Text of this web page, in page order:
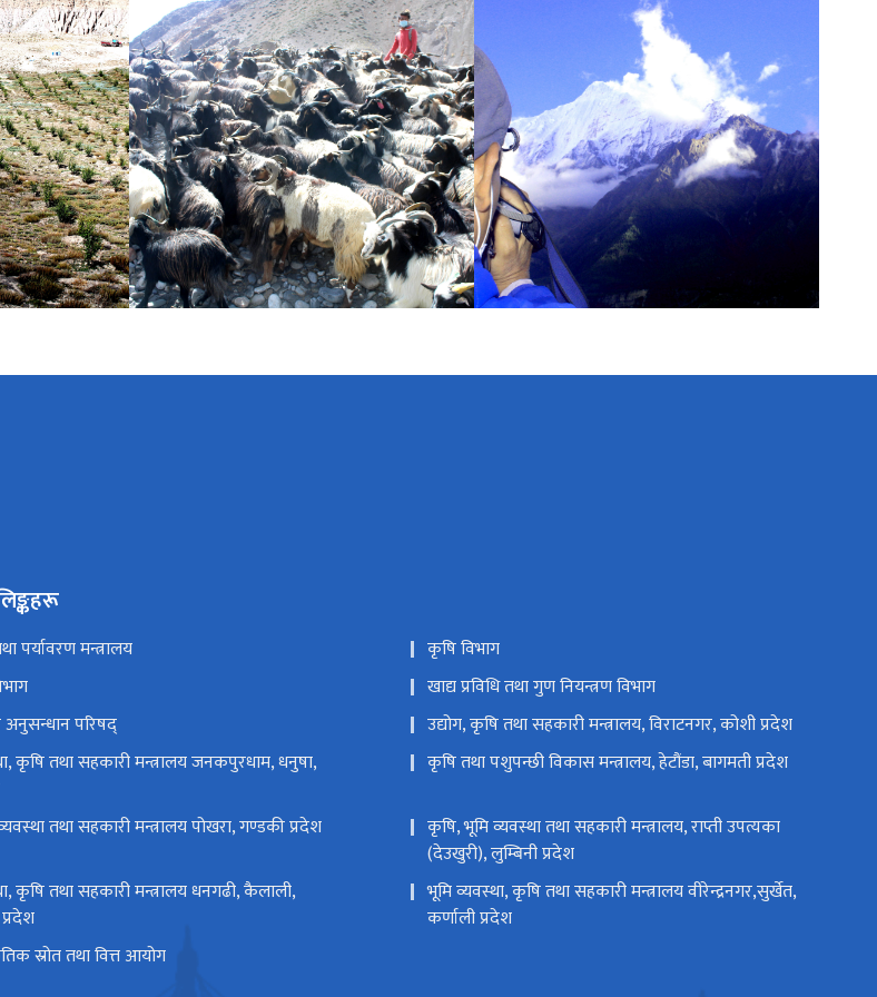
पर्यावरण मन्त्रालय
कृषि विभाग
खाद्य प्रविधि तथा गुण नियन्त्रण विभाग
परिषद्
उद्योग, कृषि तथा सहकारी मन्त्रालय, विराटनगर, कोशी प्रदेश
कृषि तथा सहकारी मन्त्रालय जनकपुरधाम, धनुषा,
कृषि तथा पशुपन्छी विकास मन्त्रालय, हेटौंडा, बागमती प्रदेश
तथा सहकारी मन्त्रालय पोखरा, गण्डकी प्रदेश
कृषि, भूमि व्यवस्था तथा सहकारी मन्त्रालय, राप्ती उपत्यका
(देउखुरी), लुम्बिनी प्रदेश
कृषि तथा सहकारी मन्त्रालय धनगढी, कैलाली,
भूमि व्यवस्था, कृषि तथा सहकारी मन्त्रालय वीरेन्द्रनगर,सुर्खेत,
कर्णाली प्रदेश
स्रोत तथा वित्त आयोग